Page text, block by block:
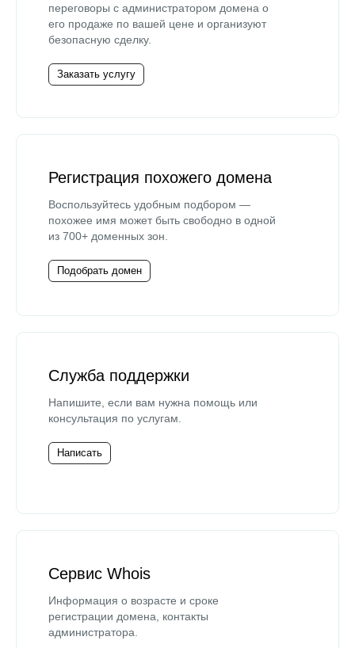
переговоры с администратором домена о
его продаже по вашей цене и организуют
безопасную сделку.
Заказать услугу
Регистрация похожего домена
Воспользуйтесь удобным подбором —
похожее имя может быть свободно в одной
из 700+ доменных зон.
Подобрать домен
Служба поддержки
Напишите, если вам нужна помощь или
консультация по услугам.
Написать
Сервис Whois
Информация о возрасте и сроке
регистрации домена, контакты
администратора.